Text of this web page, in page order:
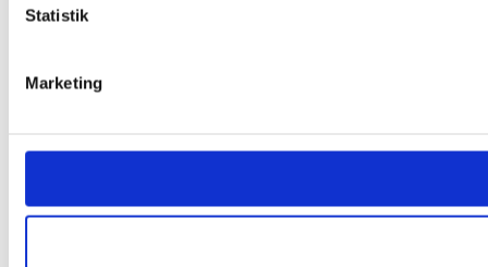
Statistik
Marketing